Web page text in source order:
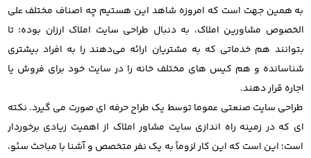
به همین جهت است که امروزه شاهد این هستیم چه اصناف مختلف علی
الخصوص مشاورین املاک، به دنبال طراحی سایت املاک ارزان بوده؛ تا
بتوانند هم خدماتی که به مشتریان ارائه می‌دهند را به افراد بیشتری
شناسانده و هم کیس های مختلف خانه را در سایت خود برای فروش یا
اجاره قرار دهند.
طراحی سایت صنعتی عموما توسط یک طراح حرفه ای صورت می گیرد. نکته
ای که در زمینه راه اندازی سایت مشاور املاک از اهمیت زیادی برخوردار
است؛ این است که این کار لزوماً به یک نفر متخصص و آشنا با مباحث سئو،